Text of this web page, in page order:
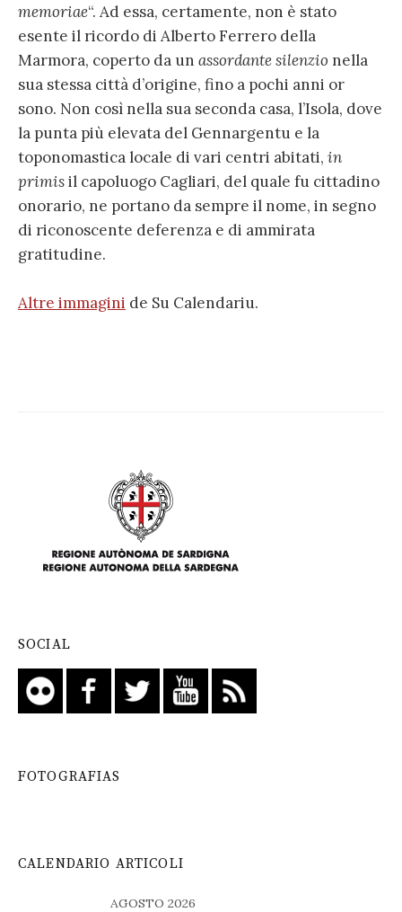
memoriae“. Ad essa, certamente, non è stato
esente il ricordo di Alberto Ferrero della
Marmora, coperto da un assordante silenzio nella
sua stessa città d’origine, fino a pochi anni or
sono. Non così nella sua seconda casa, l’Isola, dove
la punta più elevata del Gennargentu e la
toponomastica locale di vari centri abitati, in
primisil capoluogo Cagliari, del quale fu cittadino
onorario, ne portano da sempre il nome, in segno
di riconoscente deferenza e di ammirata
gratitudine.
Altre immagini de Su Calendariu.
SOCIAL
FOTOGRAFIAS
CALENDARIO ARTICOLI
AGOSTO 2026